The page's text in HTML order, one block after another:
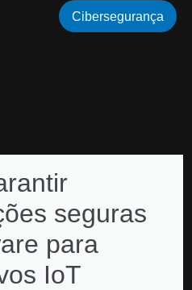
seguras
para
IoT
Cibersegurança